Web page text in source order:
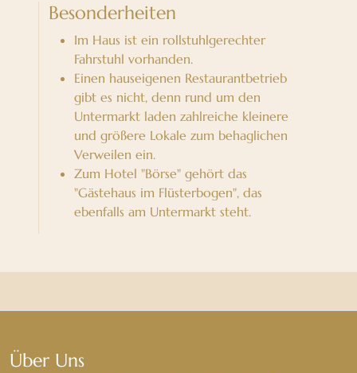
Besonderheiten
Im Haus ist ein rollstuhlgerechter
Fahrstuhl vorhanden.
Einen hauseigenen Restaurantbetrieb
gibt es nicht, denn rund um den
Untermarkt laden zahlreiche kleinere
und größere Lokale zum behaglichen
Verweilen ein.
Zum Hotel "Börse" gehört das
"Gästehaus im Flüsterbogen", das
ebenfalls am Untermarkt steht.
Über Uns